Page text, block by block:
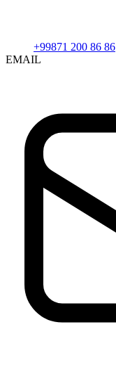
+99871 200 86 86
EMAIL